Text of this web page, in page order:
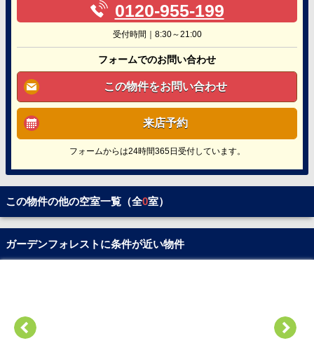
0120-955-199
受付時間｜8:30～21:00
フォームでのお問い合わせ
この物件をお問い合わせ
来店予約
フォームからは24時間365日受付しています。
この物件の他の空室一覧（全0室）
ガーデンフォレストに条件が近い物件